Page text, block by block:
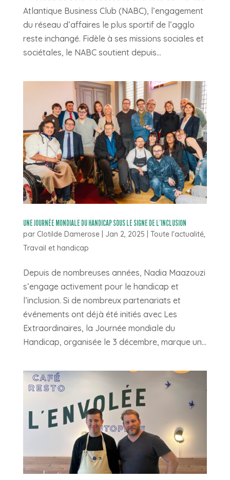
Atlantique Business Club (NABC), l’engagement
du réseau d’affaires le plus sportif de l’agglo
reste inchangé. Fidèle à ses missions sociales et
sociétales, le NABC soutient depuis...
UNE JOURNÉE MONDIALE DU HANDICAP SOUS LE SIGNE DE L’INCLUSION
par Clotilde Damerose| Jan 2, 2025 Toute l'actualité,
Travail et handicap
Depuis de nombreuses années, Nadia Maazouzi
s’engage activement pour le handicap et
l’inclusion. Si de nombreux partenariats et
événements ont déjà été initiés avec Les
Extraordinaires, la Journée mondiale du
Handicap, organisée le 3 décembre, marque un...